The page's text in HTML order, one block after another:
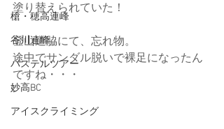
槍・穂高連峰
谷川連峰
パステルツアー
妙高BC
アイスクライミング
塗り替えられていた！
登山道脇にて、忘れ物。
途中でサンダル脱いで裸足になったん
ですね・・・